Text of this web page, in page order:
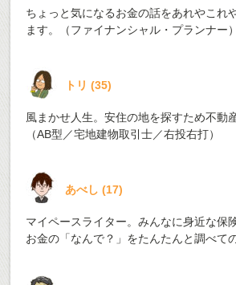
ちょっと気になるお金の話をあれやこれ
ます。（ファイナンシャル・プランナー）
トリ(35)
風まかせ人生。安住の地を探すため不動
（AB型／宅地建物取引士／右投右打）
あべし(17)
マイペースライター。みんなに身近な保
お金の「なんで？」をたんたんと調べて